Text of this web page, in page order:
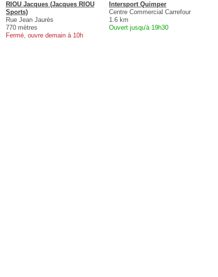
RIOU Jacques (Jacques RIOU
Sports)
Rue Jean Jaurès
770 mètres
Fermé, ouvre demain à 10h
Intersport Quimper
Centre Commercial Carrefour
1.6 km
Ouvert jusqu'à 19h30